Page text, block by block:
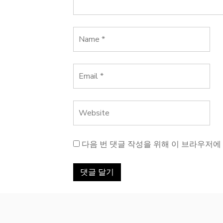
다음 번 댓글 작성을 위해 이 브라우저